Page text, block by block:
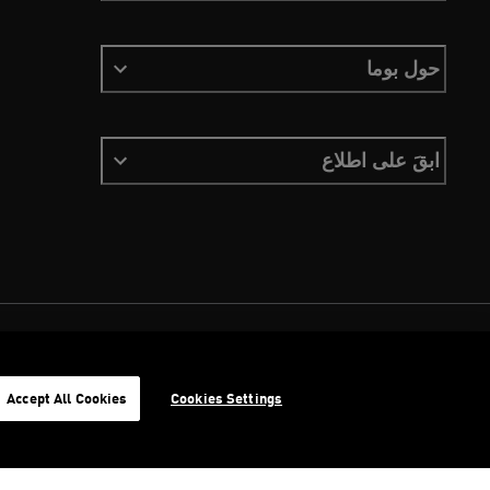
حول بوما
ابقَ على اطلاع
Cookies Settings
Accept All Cookies